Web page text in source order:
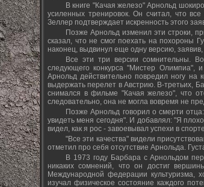
В книге "Качая железо" Арнольд
усиленных тренировок. Он считал, что
Зеллер подтверждает искренность этого
Позже Арнольд изменил эти строки,
сказал, что не смог поехать на похороны
наконец, выдвинул еще одну версию,
Все эти три версии сомнительны.
следующего конкурса "Мистер Олимпиа",
Арнольд действительно повредил ногу
выдержать перелет в Австрию. В-третьих,
снимался в фильме "Качая железо", что
следовательно, она не могла вовремя не
Позже Арнольд говорил о смерти
увидеть меня сегодня". И добавлял: "Я
видел, как я рос - завоевывал успехи в
"Все эти качества" видели
отметил про себя отсутствие Арнольда.
В 1973 году Барбара с Арнольдом
никаких сомнений, что он достиг
Международной федерации культуризма,
изучал физическое состояние каждого